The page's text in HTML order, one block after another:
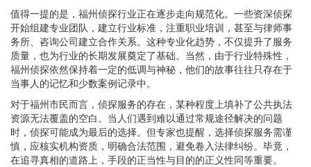
值得一提的是，福州侦探行业正在逐步走向规范化。一些资深侦探
开始组建专业团队，建立行业标准，注重职业培训，甚至与律师事
务所、咨询公司建立合作关系。这种专业化趋势，不仅提升了服务
质量，也为行业的长期发展奠定了基础。当然，由于行业特殊性，
福州侦探依然保持着一定的低调与神秘，他们的故事往往只存在于
当事人的记忆和少数案例记录中。
对于福州市民而言，侦探服务的存在，某种程度上填补了公共执法
资源无法覆盖的空白。当人们遇到难以通过常规途径解决的问题
时，侦探可能成为最后的选择。但专家也提醒，选择侦探服务需谨
慎，应核实机构资质，明确合法范围，避免卷入法律纠纷。毕竟，
在追寻真相的道路上，手段的正当性与目的的正义性同等重要。